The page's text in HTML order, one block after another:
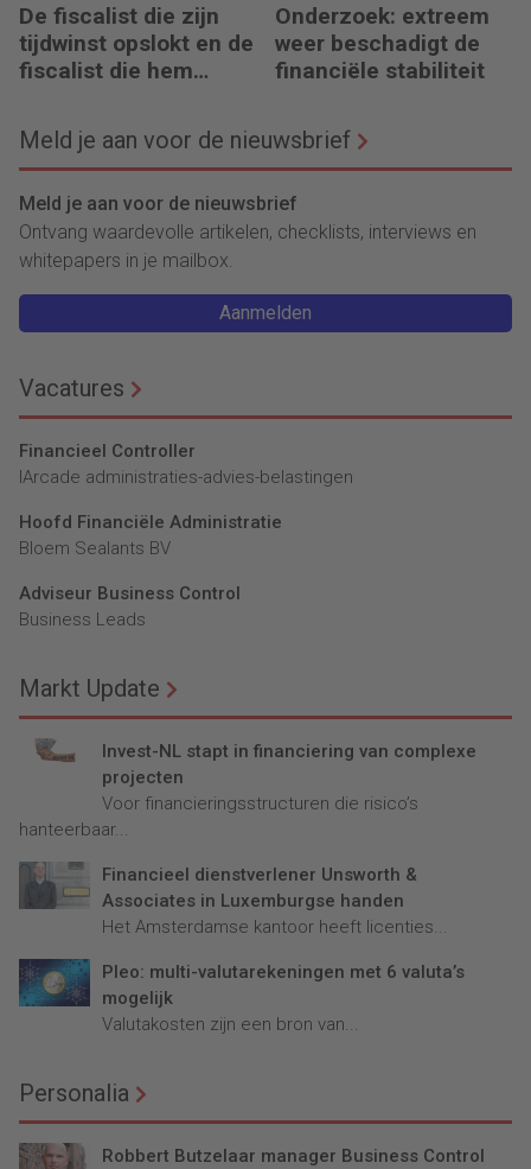
De fiscalist die zijn
tijdwinst opslokt en de
fiscalist die hem
Onderzoek: extreem
weer beschadigt de
financiële stabiliteit
Meld je aan voor de nieuwsbrief
Meld je aan voor de nieuwsbrief
Ontvang waardevolle artikelen, checklists, interviews en
whitepapers in je mailbox.
Aanmelden
Vacatures
Financieel Controller
lArcade administraties-advies-belastingen
Hoofd Financiële Administratie
Bloem Sealants BV
Adviseur Business Control
Business Leads
Markt Update
Invest-NL stapt in financiering van complexe
projecten
Voor financieringsstructuren die risico’s
hanteerbaar...
Financieel dienstverlener Unsworth &
Associates in Luxemburgse handen
Het Amsterdamse kantoor heeft licenties...
Pleo: multi-valutarekeningen met 6 valuta’s
mogelijk
Valutakosten zijn een bron van...
Personalia
Robbert Butzelaar manager Business Control